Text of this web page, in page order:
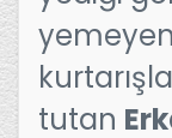
tutan